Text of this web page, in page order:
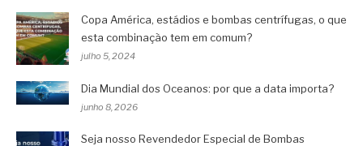
Copa América, estádios e bombas centrífugas, o que
esta combinação tem em comum?
julho 5, 2024
Dia Mundial dos Oceanos: por que a data importa?
junho 8, 2026
Seja nosso Revendedor Especial de Bombas